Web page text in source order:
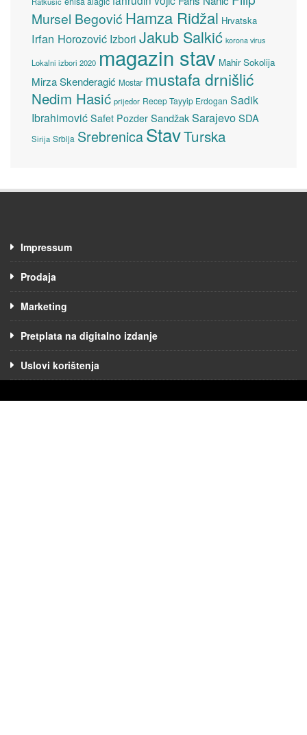
Mursel Begović Hamza Ridžal Hrvatska
Irfan Horozović Izbori Jakub Salkić korona virus
Lokalni izbori 2020 magazin stav Mahir Sokolija
Mirza Skenderagić Mostar mustafa drnišlić
Nedim Hasić prijedor Recep Tayyip Erdogan Sadik
Ibrahimović Safet Pozder SandžakSarajevoSDA
Sirija Srbija SrebrenicaStavTurska
Impressum
Prodaja
Marketing
Pretplata na digitalno izdanje
Uslovi korištenja